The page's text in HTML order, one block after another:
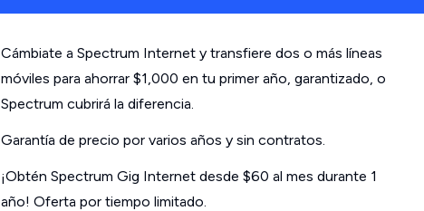
Cámbiate a Spectrum Internet y transfiere dos o más líneas
móviles para ahorrar $1,000 en tu primer año, garantizado, o
Spectrum cubrirá la diferencia.
Garantía de precio por varios años y sin contratos.
¡Obtén Spectrum Gig Internet desde $60 al mes durante 1
año! Oferta por tiempo limitado.